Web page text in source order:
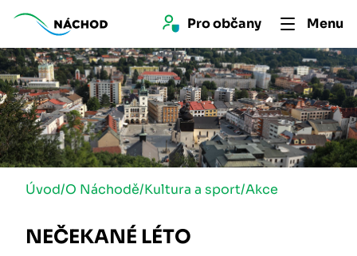
Pro občany Menu
Úvod/O Náchodě/Kultura a sport/Akce
NEČEKANÉ LÉTO